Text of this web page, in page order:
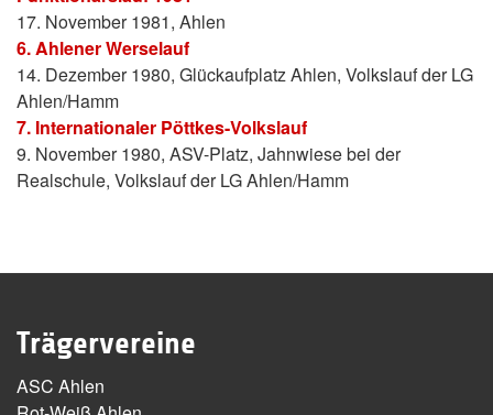
17. November 1981, Ahlen
6. Ahlener Werselauf
14. Dezember 1980, Glückaufplatz Ahlen, Volkslauf der LG
Ahlen/Hamm
7. Internationaler Pöttkes-Volkslauf
9. November 1980, ASV-Platz, Jahnwiese bei der
Realschule, Volkslauf der LG Ahlen/Hamm
Trägervereine
ASC Ahlen